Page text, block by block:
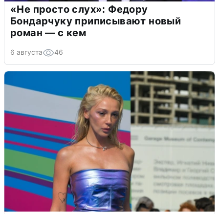
«Не просто слух»: Федору
Бондарчуку приписывают новый
роман — с кем
6 августа 46